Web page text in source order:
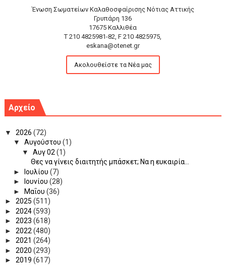
Ένωση Σωματείων Καλαθοσφαίρισης Νότιας Αττικής
Γρυπάρη 136
17675 Καλλιθέα
T 210 4825981-82, F 210 4825975,
eskana@otenet.gr
Ακολουθείστε τα Νέα μας
Αρχείο
▼ 2026 (72)
▼ Αυγούστου (1)
▼ Αυγ 02 (1)
Θες να γίνεις διαιτητής μπάσκετ; Να η ευκαιρία...
►
Ιουλίου (7)
►
Ιουνίου (28)
►
Μαΐου (36)
► 2025 (511)
► 2024(593)
► 2023 (618)
► 2022 (480)
► 2021 (264)
► 2020 (293)
► 2019 (617)